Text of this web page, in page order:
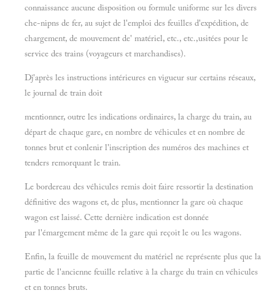
connaissance aucune disposition ou formule uniforme sur les divers
che-nipns de fer, au sujet de l'emploi des feuilles d'expédition, de
chargement, de mouvement de' matériel, etc., etc.,usitées pour le
service des trains (voyageurs et marchandises).
Dj'après les instructions intérieures en vigueur sur certains réseaux,
le journal de train doit
mentionner, outre les indications ordinaires, la charge du train, au
départ de chaque gare, en nombre de véhicules et en nombre de
tonnes brut et conlenir l'inscription des numéros des machines et
tenders remorquant le train.
Le bordereau des véhicules remis doit faire ressortir la destination
définitive des wagons et, de plus, mentionner la gare où chaque
wagon est laissé. Cette dernière indication est donnée
par l'émargement même de la gare qui reçoit le ou les wagons.
Enfin, la feuille de mouvement du matériel ne représente plus que la
partie de l'ancienne feuille relative à la charge du train en véhicules
et en tonnes bruts.